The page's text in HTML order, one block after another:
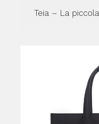
Teia – La piccola